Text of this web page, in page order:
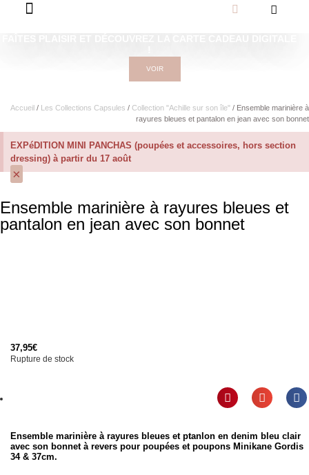
VOIR
Accueil / Les Collections Capsules / Collection "Achille sur son île" / Ensemble marinière à
rayures bleues et pantalon en jean avec son bonnet
EXPéDITION MINI PANCHAS (poupées et accessoires, hors section
dressing) à partir du 17 août
×
Ensemble marinière à rayures bleues et
pantalon en jean avec son bonnet
37,95€
Rupture de stock
Ensemble marinière à rayures bleues et ptanlon en denim bleu clair
avec son bonnet à revers pour poupées et poupons Minikane Gordis
34 & 37cm.